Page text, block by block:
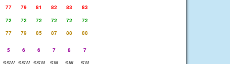
77 79 81 82 83
83
72 72 72 72 72
72
77 79 85 87 88
88
5 6 6 7 8
7